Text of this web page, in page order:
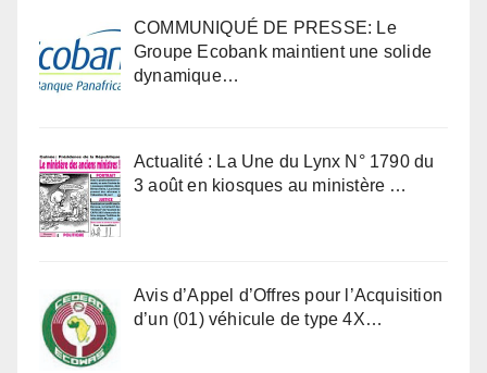
COMMUNIQUÉ DE PRESSE: Le
Groupe Ecobank maintient une solide
dynamique…
Actualité : La Une du Lynx N° 1790 du
3 août en kiosques au ministère …
Avis d’Appel d’Offres pour l’Acquisition
d’un (01) véhicule de type 4X…